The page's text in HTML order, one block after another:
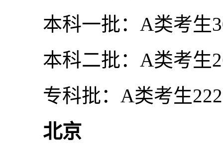
本科一批：A类考生
本科二批：A类考生
专科批：A类考生222
北京